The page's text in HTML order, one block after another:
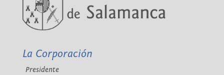
La Corporación
Presidente